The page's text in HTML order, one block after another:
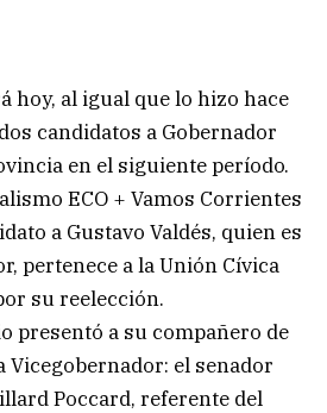
hoy, al igual que lo hizo hace
candidatos a Gobernador
en el siguiente período.
ECO + Vamos Corrientes
a Gustavo Valdés, quien es
pertenece a la Unión Cívica
su reelección.
presentó a su compañero de
Vicegobernador: el senador
Poccard, referente del